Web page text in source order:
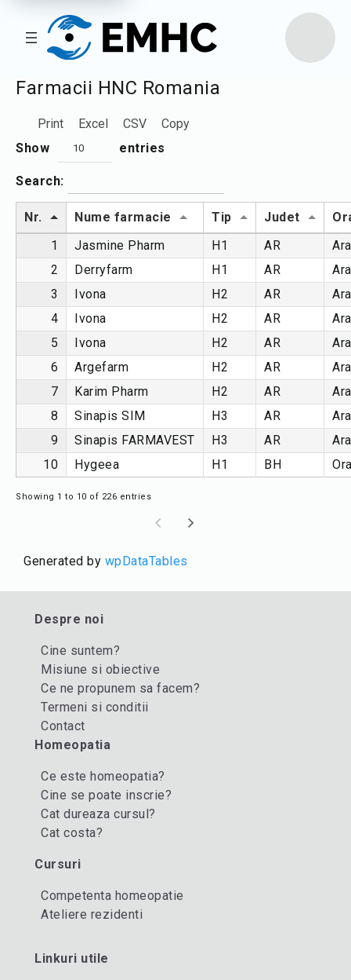
Farmacii HNC Romania
Print Excel CSV
Copy
Show
10 entries
Search:
Nr. Nume farmacie Tip Judet
1
Jasmine Pharm H1 AR
2
Derryfarm H1 AR
3
Ivona H2 AR
4
Ivona H2 AR
5
Ivona H2 AR
6
Argefarm H2 AR
7
Karim Pharm H2 AR
8
Sinapis SIM H3 AR
9
Sinapis FARMAVEST H3 AR
10
Hygeea H1 BH
Showing 1 to 10 of 226 entries
Generated by wpDataTables
Despre noi
Cine suntem?
Misiune si obiective
Ce ne propunem sa facem?
Termeni si conditii
Contact
Homeopatia
Ce este homeopatia?
Cine se poate inscrie?
Cat dureaza cursul?
Cat costa?
Cursuri
Competenta homeopatie
Ateliere rezidenti
Linkuri utile